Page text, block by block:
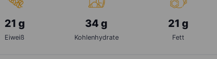
21 g
Eiweiß
34 g
Kohlenhydrate
21 g
Fett